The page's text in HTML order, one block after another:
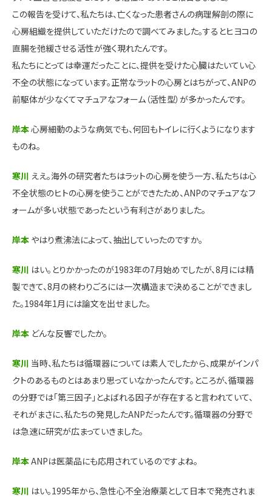
この報告を受けて、私たちは、亡くなった患者さんの病理解剖の際に
心房組織を提供していただけたので調べてみました。するとヒヨコの
直腸を弛緩させる活性が強く現れたんです。
私たちにとっては幸運だったことに、提供を受けた心臓はたいてい心
不全の状態になっています。正常なラットの心房とはちがって、ANPの
前駆体が少なくてマチュアなフォーム（活性型）が多かったんです。
岸本心房細動のような病気でも、何回もトイレに行くようになります
ものね。
寒川 ええ。海外の研究者たちはラットの心房を使う一方、私たちは心
不全状態のヒトの心房を使うことができたため、ANPのマチュアなフ
ォームが多い状態であったという有利さがありました。
岸本 やはり煮沸法によって、抽出していったのですか。
寒川 はい。とりかかったのが1983年の7月始めでしたが、8月には精
製できて、8月の終わりごろには一次構造まで決めることができまし
た。1984年1月には論文を出せました。
岸本 どんな反響でしたか。
寒川 当時、私たちは循環器については素人でしたから、成果がインパ
クトのあるものとはあまり思っていなかったんです。ところが、循環器
の分野では「第三因子」とよばれる因子が存在すると言われていて、
それがまさに、私たちの発見したANPだったんです。循環器の分野で
は急速に研究が広まっていきました。
岸本ANPは医薬品にも応用されているのですよね。
寒川 はい。1995年から、急性心不全治療薬として日本で発売されま